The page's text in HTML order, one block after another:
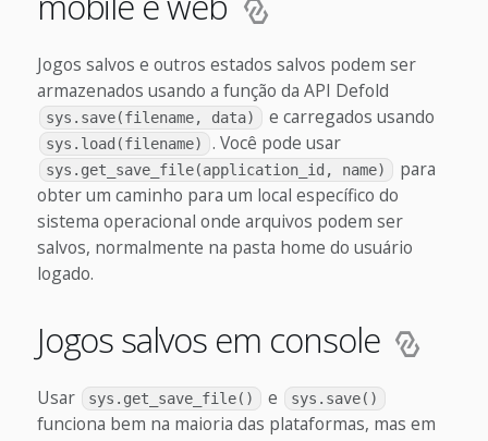
Jogos salvos e outros estados salvos podem ser
armazenados usando a função da API Defold
sys.save(filename, data) e carregados usando
sys.load(filename) . Você pode usar
sys.get_save_file(application_id, name)
para
obter um caminho para um local específico do
sistema operacional onde arquivos podem ser
salvos, normalmente na pasta home do usuário
logado.
Jogos salvos em console
Usar sys.get_save_file() e sys.save()
funciona bem na maioria das plataformas, mas em